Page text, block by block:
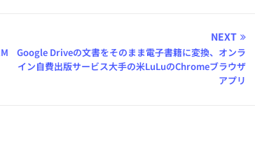
NEXT
Google Driveの文書をそのまま電子書籍に変換、オンラ
イン自費出版サービス大手の米LuLuのChromeブラウザ
アプリ